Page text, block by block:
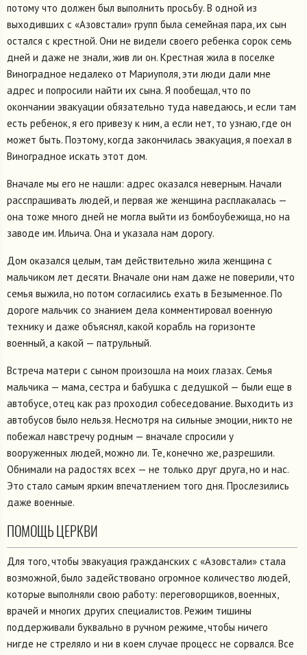
потому что должен был выполнить просьбу. В одной из
выходивших с «Азовстали» групп была семейная пара, их сын
остался с крестной. Они не видели своего ребенка сорок семь
дней и даже не знали, жив ли он. Крестная жила в поселке
Виноградное недалеко от Мариуполя, эти люди дали мне
адрес и попросили найти их сына. Я пообещал, что по
окончании эвакуации обязательно туда наведаюсь, и если там
есть ребенок, я его привезу к ним, а если нет, то узнаю, где он
может быть. Поэтому, когда закончилась эвакуация, я поехал в
Виноградное искать этот дом.
Вначале мы его не нашли: адрес оказался неверным. Начали
расспрашивать людей, и первая же женщина расплакалась —
она тоже много дней не могла выйти из бомбоубежища, но на
заводе им. Ильича. Она и указала нам дорогу.
Дом оказался целым, там действительно жила женщина с
мальчиком лет десяти. Вначале они нам даже не поверили, что
семья выжила, но потом согласились ехать в Безыменное. По
дороге мальчик со знанием дела комментировал военную
технику и даже объяснял, какой корабль на горизонте
военный, а какой — патрульный.
Встреча матери с сыном произошла на моих глазах. Семья
мальчика — мама, сестра и бабушка с дедушкой — были еще в
автобусе, отец как раз проходил собеседование. Выходить из
автобусов было нельзя. Несмотря на сильные эмоции, никто не
побежал навстречу родным — вначале спросили у
вооруженных людей, можно ли. Те, конечно же, разрешили.
Обнимали на радостях всех — не только друг друга, но и нас.
Это стало самым ярким впечатлением того дня. Прослезились
даже военные.
ПОМОЩЬ ЦЕРКВИ
Для того, чтобы эвакуация гражданских с «Азовстали» стала
возможной, было задействовано огромное количество людей,
которые выполняли свою работу: переговорщиков, военных,
врачей и многих других специалистов. Режим тишины
поддерживали буквально в ручном режиме, чтобы ничего
нигде не стреляло и ни в коем случае процесс не сорвался. Все